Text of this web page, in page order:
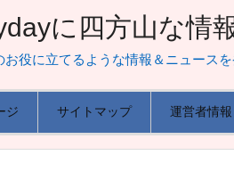
に四方山な情
お役に立てるような情報＆ニュースを
ジ サイトマップ 運営者情報